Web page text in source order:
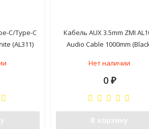
C/Type-C
(AL311)
Кабель AUX 3.5mm ZMI
Audio Cable 1000mm
Нет наличии
0 ₽
В корзину